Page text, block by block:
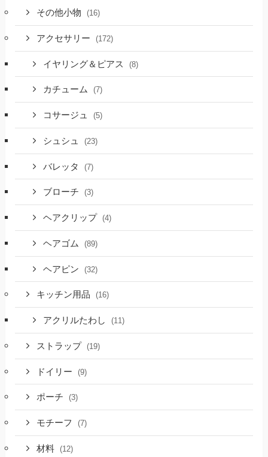
その他小物 (16)
アクセサリー (172)
イヤリング＆ピアス (8)
カチューム (7)
コサージュ (5)
シュシュ (23)
バレッタ (7)
ブローチ (3)
ヘアクリップ (4)
ヘアゴム (89)
ヘアピン (32)
キッチン用品 (16)
アクリルたわし (11)
ストラップ (19)
ドイリー (9)
ポーチ (3)
モチーフ (7)
材料 (12)